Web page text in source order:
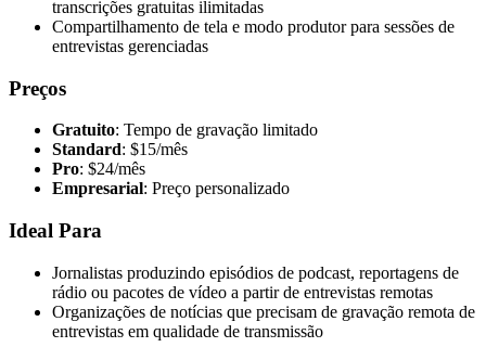
transcrições gratuitas ilimitadas
Compartilhamento de tela e modo produtor para sessões de
entrevistas gerenciadas
Preços
Gratuito: Tempo de gravação limitado
Standard: $15/mês
Pro: $24/mês
Empresarial: Preço personalizado
Ideal Para
Jornalistas produzindo episódios de podcast, reportagens de
rádio ou pacotes de vídeo a partir de entrevistas remotas
Organizações de notícias que precisam de gravação remota de
entrevistas em qualidade de transmissão